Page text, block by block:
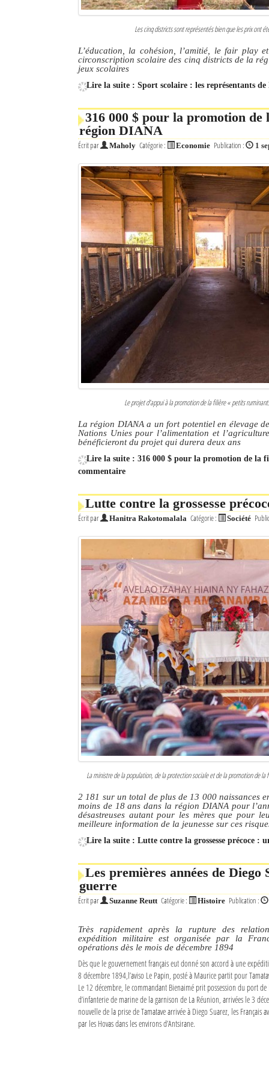
Les cinq districts sont représentés bien que les prix ont
L’éducation, la cohésion, l’amitié, le fair play
circonscription scolaire des cinq districts de la
jeux scolaires
Lire la suite : Sport scolaire : les représentants de
316 000 $ pour la promotion
région DIANA
Écrit par Maholy Catégorie : Economie Publication : 1
Le projet d’appui à la promotion de la filière « petits
La région DIANA a un fort potentiel en élevage
Nations Unies pour l’alimentation et
bénéficieront du projet qui durera deux ans
Lire la suite : 316 000 $ pour la promotion de la
commentaire
Lutte contre la grossesse
Écrit par Hanitra Rakotomalala Catégorie : Société
La ministre de la population, de la protection sociale et de la promotion de la
2 181 sur un total de plus de 13 000 naissances
moins de 18 ans dans la région DIANA pour
désastreuses autant pour les mères que pour
meilleure information de la jeunesse sur ces
Lire la suite : Lutte contre la grossesse précoce :
Les premières années de Diego
guerre
Écrit par Suzanne Reutt Catégorie : Histoire Publication :
Très rapidement après la rupture des
expédition militaire est organisée par la
opérations dès le mois de décembre 1894
Dès que le gouvernement français eut donné son accord à une
8 décembre 1894,l’aviso Le Papin, posté à Maurice partit pour
Le 12 décembre, le commandant Bienaimé prit possession du port de
d’infanterie de marine de la garnison de La Réunion, arrivées le 3
nouvelle de la prise de Tamatave arrivée à Diego Suarez, les Français
par les Hovas dans les environs d’Antsirane.